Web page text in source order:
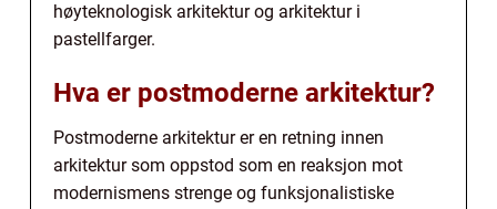
høyteknologisk arkitektur og arkitektur i
pastellfarger.
Hva er postmoderne arkitektur?
Postmoderne arkitektur er en retning innen
arkitektur som oppstod som en reaksjon mot
modernismens strenge og funksjonalistiske